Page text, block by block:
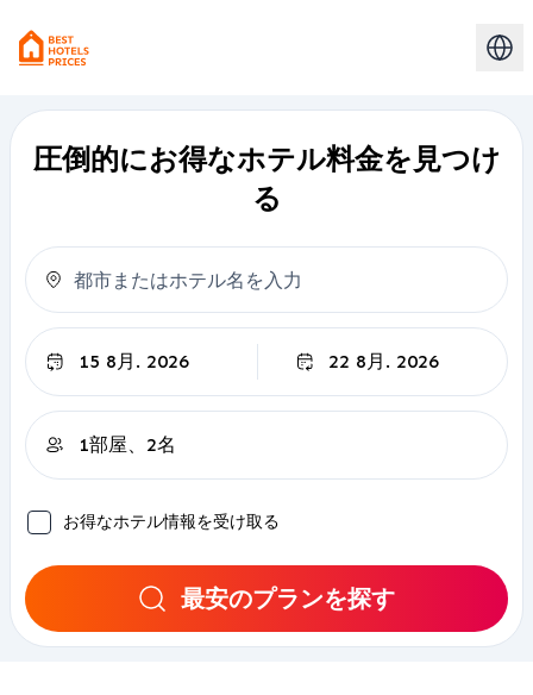
圧倒的にお得なホテル料金を見つけ
る
お得なホテル情報を受け取る
最安のプランを探す